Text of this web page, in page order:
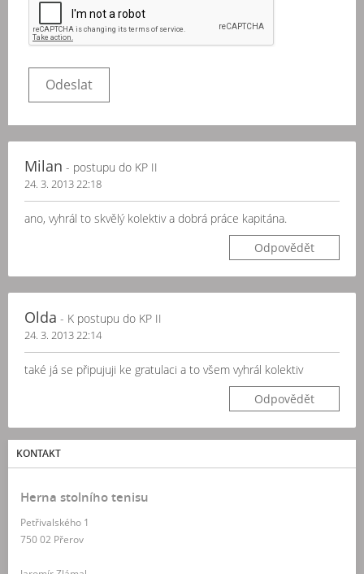
Milan - postupu do KP II
24. 3. 2013 22:18
ano, vyhrál to skvělý kolektiv a dobrá práce kapitána.
Odpovědět
Olda - K postupu do KP II
24. 3. 2013 22:14
také já se připujuji ke gratulaci a to všem vyhrál kolektiv
Odpovědět
KONTAKT
Herna stolního tenisu
Petřivalského 1
750 02 Přerov